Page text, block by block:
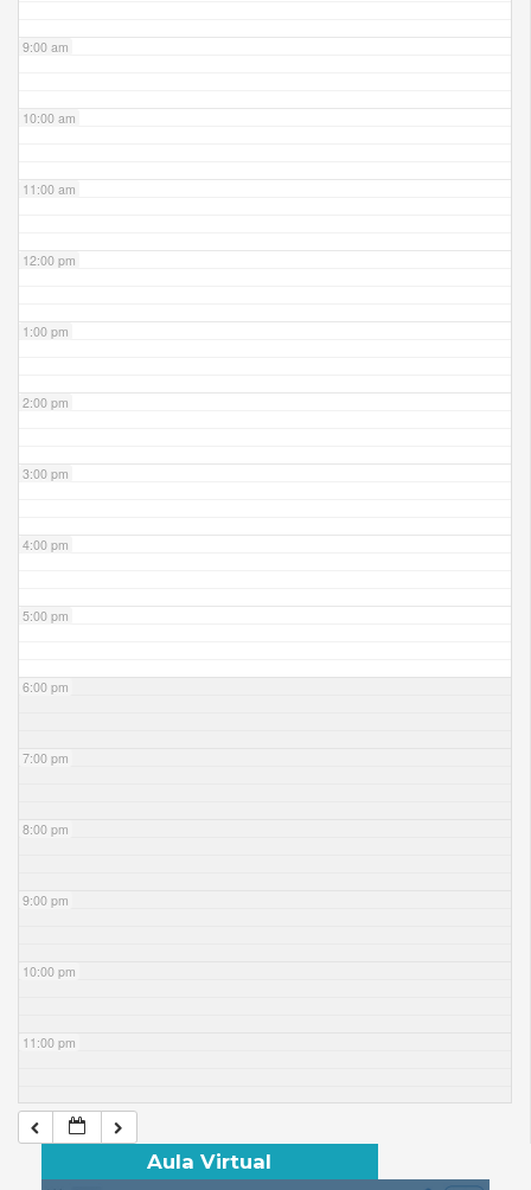
9:00 am
10:00 am
11:00 am
12:00 pm
1:00 pm
2:00 pm
3:00 pm
4:00 pm
5:00 pm
6:00 pm
7:00 pm
8:00 pm
9:00 pm
10:00 pm
11:00 pm
Aula Virtual